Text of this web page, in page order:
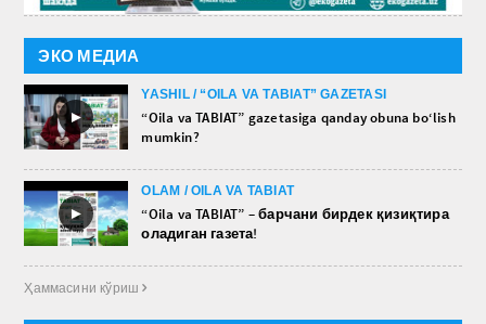
ЭКО МЕДИА
►
YASHIL / “OILA VA TABIAT” GAZETASI
“Oila va TABIAT” gazetasiga qanday obuna bo‘lish
mumkin?
►
OLAM / OILA VA TABIAT
“Oila va TABIAT” – барчани бирдек қизиқтира
оладиган газета!
Ҳаммасини кўриш 